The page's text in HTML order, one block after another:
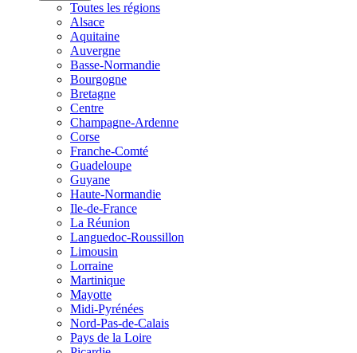
Toutes les régions
Alsace
Aquitaine
Auvergne
Basse-Normandie
Bourgogne
Bretagne
Centre
Champagne-Ardenne
Corse
Franche-Comté
Guadeloupe
Guyane
Haute-Normandie
Ile-de-France
La Réunion
Languedoc-Roussillon
Limousin
Lorraine
Martinique
Mayotte
Midi-Pyrénées
Nord-Pas-de-Calais
Pays de la Loire